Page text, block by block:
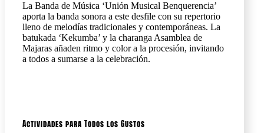
La Banda de Música ‘Unión Musical Benquerencia’
aporta la banda sonora a este desfile con su repertorio
lleno de melodías tradicionales y contemporáneas. La
batukada ‘Kekumba’ y la charanga Asamblea de
Majaras añaden ritmo y color a la procesión, invitando
a todos a sumarse a la celebración.
Actividades para Todos los Gustos